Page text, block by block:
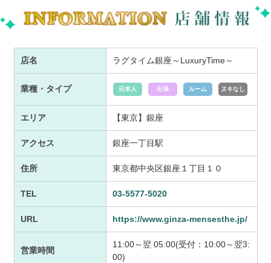
店名 ラグタイム銀座～LuxuryTime～
業種・タイプ 日本人 出張 ルーム ヌキなし
エリア 【東京】銀座
アクセス 銀座一丁目駅
住所 東京都中央区銀座１丁目１０
TEL 03-5577-5020
URL https://www.ginza-mensesthe.jp/
営業時間
11:00～翌 05:00(受付：10:00～翌3:
00)